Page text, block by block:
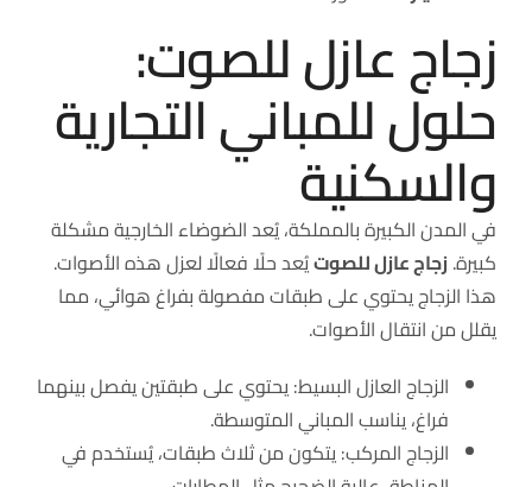
زجاج عازل للصوت:
حلول للمباني التجارية
والسكنية
في المدن الكبيرة بالمملكة، يُعد الضوضاء الخارجية مشكلة
كبيرة. زجاج عازل للصوتيُعد حلًا فعالًا لعزل هذه الأصوات.
هذا الزجاج يحتوي على طبقات مفصولة بفراغ هوائي، مما
يقلل من انتقال الأصوات.
الزجاج العازل البسيط: يحتوي على طبقتين يفصل بينهما
فراغ، يناسب المباني المتوسطة.
الزجاج المركب: يتكون من ثلاث طبقات، يُستخدم في